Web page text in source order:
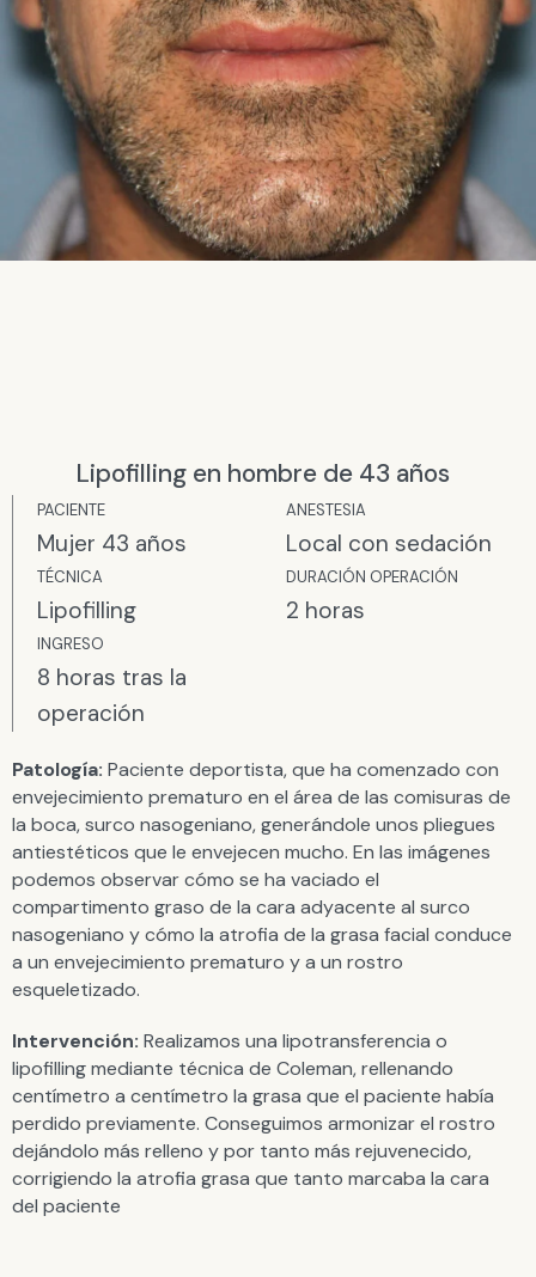
Lipofilling en hombre de 43 años
PACIENTE
Mujer 43 años
TÉCNICA
Lipofilling
INGRESO
8 horas tras la
operación
ANESTESIA​
Local con sedación
DURACIÓN OPERACIÓN
2 horas
Patología: Paciente deportista, que ha comenzado con
envejecimiento prematuro en el área de las comisuras de
la boca, surco nasogeniano, generándole unos pliegues
antiestéticos que le envejecen mucho. En las imágenes
podemos observar cómo se ha vaciado el
compartimento graso de la cara adyacente al surco
nasogeniano y cómo la atrofia de la grasa facial conduce
a un envejecimiento prematuro y a un rostro
esqueletizado.
Intervención: Realizamos una lipotransferencia o
lipofilling mediante técnica de Coleman, rellenando
centímetro a centímetro la grasa que el paciente había
perdido previamente. Conseguimos armonizar el rostro
dejándolo más relleno y por tanto más rejuvenecido,
corrigiendo la atrofia grasa que tanto marcaba la cara
del paciente